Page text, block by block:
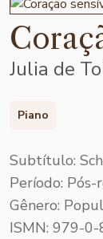
Julia de
Piano
Subtítulo:
Período:
Gênero:
ISMN: 979-